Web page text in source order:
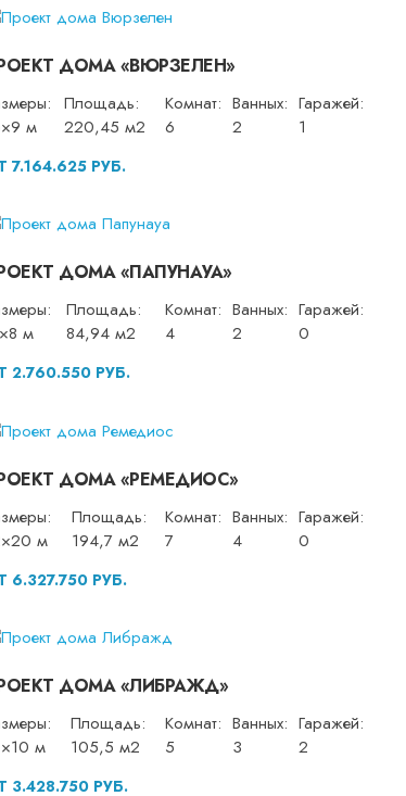
ДОМА «ВЮРЗЕЛЕН»
м
Площадь:
220,45 м2
Комнат:
6
Ванных:
2
Гаражей:
1
7.164.625 РУБ.
ДОМА «ПАПУНАУА»
м
Площадь:
84,94 м2
Комнат:
4
Ванных:
2
Гаражей:
0
2.760.550 РУБ.
ДОМА «РЕМЕДИОС»
м
Площадь:
194,7 м2
Комнат:
7
Ванных:
4
Гаражей:
0
6.327.750 РУБ.
ДОМА «ЛИБРАЖД»
м
Площадь:
105,5 м2
Комнат:
5
Ванных:
3
Гаражей:
2
3.428.750 РУБ.